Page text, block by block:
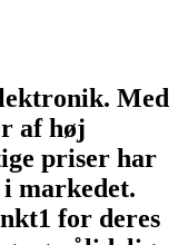
Med
af høj
priser har
markedet.
for deres